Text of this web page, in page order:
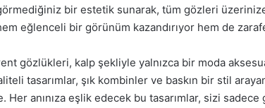
bir estetik sunarak, tüm gözleri
eğlenceli bir görünüm kazandırıyor hem de
gözlükleri, kalp şekliyle yalnızca bir moda
tasarımlar, şık kombinler ve baskın bir stil
Her anınıza eşlik edecek bu tasarımlar, sizi